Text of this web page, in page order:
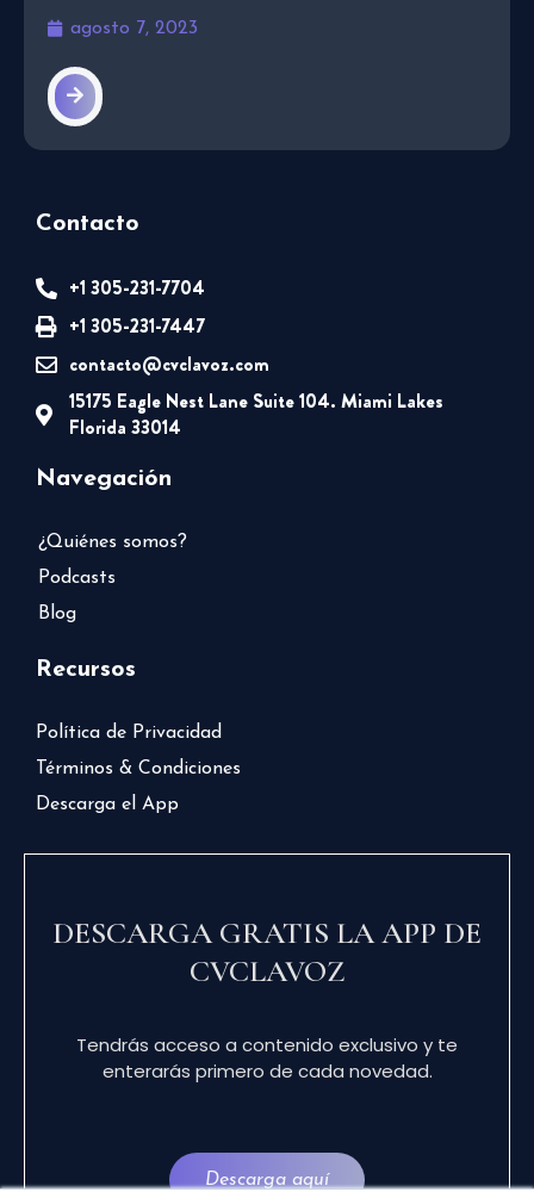
agosto 7, 2023
Contacto
+1 305-231-7704
+1 305-231-7447
contacto@cvclavoz.com
15175 Eagle Nest Lane Suite 104. Miami Lakes
Florida 33014
Navegación
¿Quiénes somos?
Podcasts
Blog
Recursos
Política de Privacidad
Términos & Condiciones
Descarga el App
DESCARGA GRATIS LA APP DE
CVCLAVOZ
Tendrás acceso a contenido exclusivo y te
enterarás primero de cada novedad.
Descarga aquí